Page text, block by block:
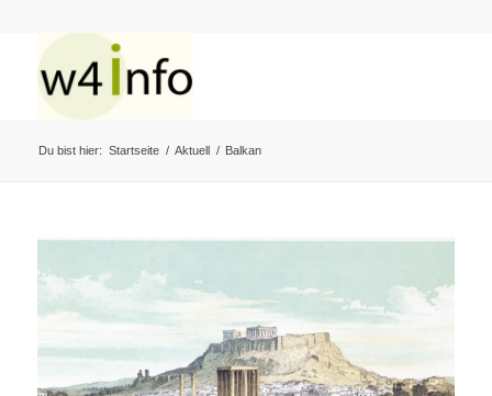
Du bist hier: Startseite / Aktuell / Balkan